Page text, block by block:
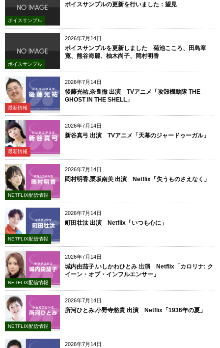
ボイスサンプル
ボイスサンプルの更新を行いました：望見
2026年7月14日
ボイスサンプル
ボイスサンプルを更新しました 菊池こころ、田島章
寛、熊谷海麗、柚木尚子、岡村明香
2026年7月14日
最新情報
後藤光祐,奈良徹 出演 TVアニメ「攻殻機動隊 THE
GHOST IN THE SHELL」
2026年7月14日
最新情報
新谷真弓 出演 TVアニメ「天幕のジャードゥーガル」
2026年7月14日
NETFLIX配信情報
岡村明香,栗坂南美 出演 Netflix「失うものさえなく」
2026年7月14日
NETFLIX配信情報
町田壮汰 出演 Netflix「いつも心に」
2026年7月14日
NETFLIX配信情報
城内由茄子,いしかわひとみ 出演 Netflix「カロリナ: ク
イーン・オブ・インフルエンサー」
2026年7月14日
NETFLIX配信情報
所河ひとみ,小野寺悠貴 出演 Netflix「1936年の夏」
2026年7月14日